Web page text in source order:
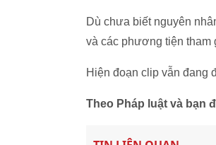
Dù chưa biết nguyên
và các phương tiện tham
Hiện đoạn clip vẫn đang
Theo Pháp luật và bạn